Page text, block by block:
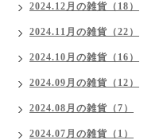
2024.12月の雑貨（18）
2024.11月の雑貨（22）
2024.10月の雑貨（16）
2024.09月の雑貨（12）
2024.08月の雑貨（7）
2024.07月の雑貨（1）